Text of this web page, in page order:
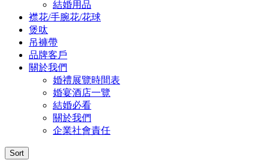
結婚用品
襟花/手腕花/花球
煲呔
吊褲帶
品牌客戶
關於我們
婚禮展覽時間表
婚宴酒店一覽
結婚必看
關於我們
企業社會責任
Sort